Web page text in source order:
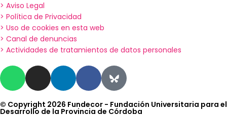
> Aviso Legal
> Política de Privacidad
> Uso de cookies en esta web
> Canal de denuncias
> Actividades de tratamientos de datos personales
© Copyright 2026 Fundecor - Fundación Universitaria para el
Desarrollo de la Provincia de Córdoba